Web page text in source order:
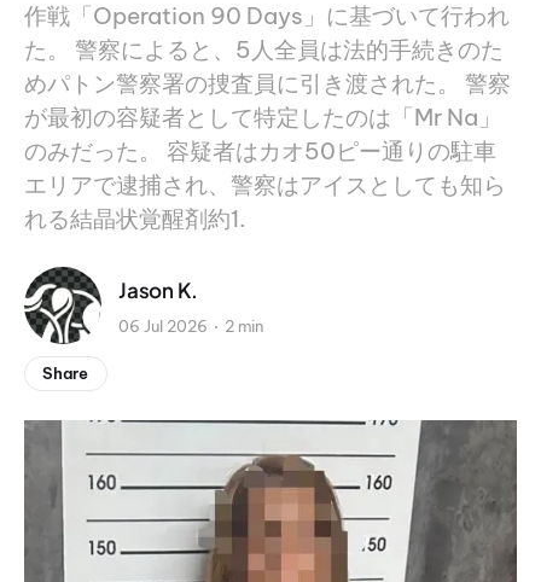
作戦「Operation 90 Days」に基づいて行われ
た。 警察によると、5人全員は法的手続きのた
めパトン警察署の捜査員に引き渡された。 警察
が最初の容疑者として特定したのは「Mr Na」
のみだった。 容疑者はカオ50ピー通りの駐車
エリアで逮捕され、警察はアイスとしても知ら
れる結晶状覚醒剤約1.
Jason K.
06 Jul 2026 2 min
Share